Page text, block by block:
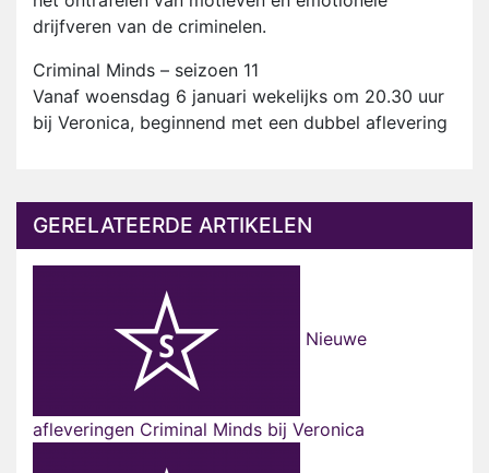
drijfveren van de criminelen.
Criminal Minds – seizoen 11
Vanaf woensdag 6 januari wekelijks om 20.30 uur
bij Veronica, beginnend met een dubbel aflevering
GERELATEERDE ARTIKELEN
Nieuwe
afleveringen Criminal Minds bij Veronica